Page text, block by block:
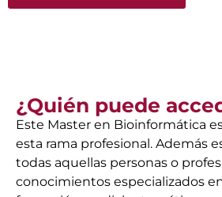
¿Quién puede
Este Master en Bioinformática
esta rama profesional. Además
todas aquellas personas o
conocimientos especializados